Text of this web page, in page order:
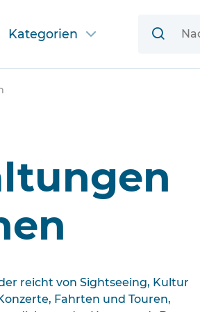
Kategorien
reicht von Sightseeing, Kultur
Fahrten und Touren,